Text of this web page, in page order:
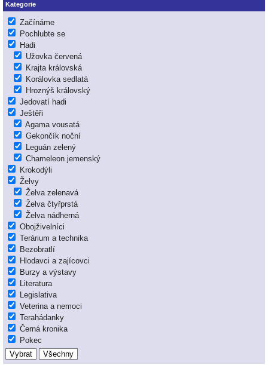
Kategorie
Začínáme
Pochlubte se
Hadi
Užovka červená
Krajta královská
Korálovka sedlatá
Hroznýš královský
Jedovatí hadi
Ještěři
Agama vousatá
Gekončík noční
Leguán zelený
Chameleon jemenský
Krokodýli
Želvy
Želva zelenavá
Želva čtyřprstá
Želva nádherná
Obojživelníci
Terárium a technika
Bezobratlí
Hlodavci a zajícovci
Burzy a výstavy
Literatura
Legislativa
Veterina a nemoci
Terahádanky
Černá kronika
Pokec